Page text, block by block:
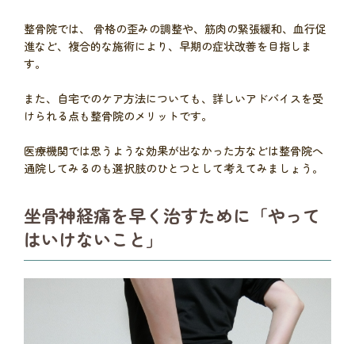
整骨院では、 骨格の歪みの調整や、筋肉の緊張緩和、血行促
進など、複合的な施術により、早期の症状改善を目指しま
す。
また、自宅でのケア方法についても、詳しいアドバイスを受
けられる点も整骨院のメリットです。
医療機関では思うような効果が出なかった方などは整骨院へ
通院してみるのも選択肢のひとつとして考えてみましょう。
坐骨神経痛を早く治すために「やって
はいけないこと」